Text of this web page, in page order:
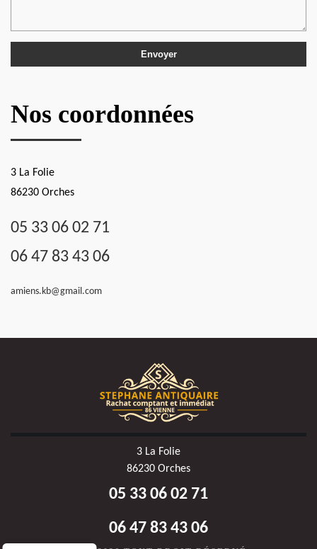
Nos coordonnées
3 La Folie
86230 Orches
05 33 06 02 71
06 47 83 43 06
amiens.kb@gmail.com
3 La Folie
86230 Orches
05 33 06 02 71
06 47 83 43 06